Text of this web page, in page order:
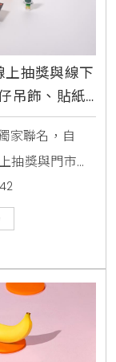
抽獎與線下
吊飾、貼紙
家聯名，自
抽獎與門市加
及專屬杯
驗，打造小人